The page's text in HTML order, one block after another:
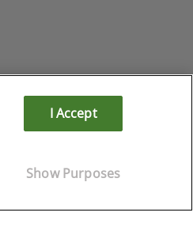
I Accept
Show Purposes